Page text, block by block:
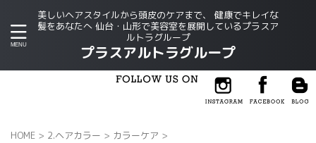
美しいヘアスタイルから頭皮のケアまで、 健康でキレイな
髪をあなたへ 仙台・山形で美容室を展開しているプラスア
ルトラグループ
プラスアルトラグループ
HOME > 2.ヘアカラー > カラーケア >